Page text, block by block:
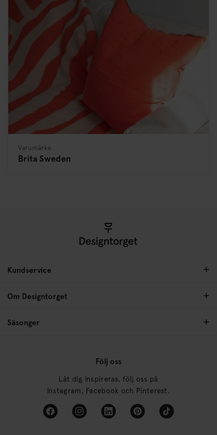
Varumärke
Brita Sweden
Kundservice
Om Designtorget
Säsonger
Följ oss
Låt dig inspireras, följ oss på
Instagram, Facebook och Pinterest.